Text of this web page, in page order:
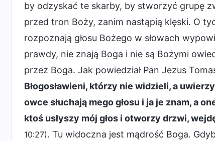
by odzyskać te skarby, by stworzyć grupę
przed tron Boży, zanim nastąpią klęski. O
rozpoznają głosu Bożego w słowach
prawdy, nie znają Boga i nie są Bożymi
przez Boga. Jak powiedział Pan Jezus
Błogosławieni, którzy nie widzieli, a
owce słuchają mego głosu i ja je znam, a
ktoś usłyszy mój głos i otworzy drzwi,
10:27). Tu widoczna jest mądrość Boga.